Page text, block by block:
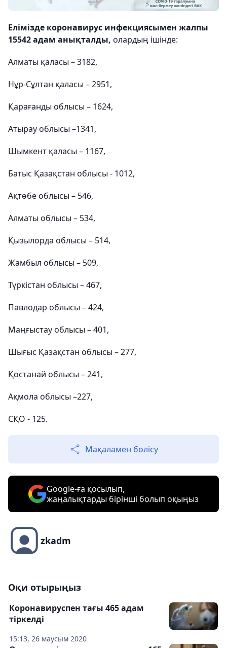
Елімізде коронавирус инфекциясымен жалпы
15542 адам анықталды, олардың ішінде:
Алматы қаласы – 3182,
Нұр-Сұлтан қаласы – 2951,
Қарағанды облысы – 1624,
Атырау облысы –1341,
Шымкент қаласы – 1167,
Батыс Қазақстан облысы - 1012,
Ақтөбе облысы – 546,
Алматы облысы – 534,
Қызылорда облысы – 514,
Жамбыл облысы – 509,
Түркістан облысы – 467,
Павлодар облысы – 424,
Маңғыстау облысы – 401,
Шығыс Қазақстан облысы – 277,
Қостанай облысы – 241,
Ақмола облысы –227,
СҚО - 125.
Мақаламен бөлісу
Google-ға қосылып,
жаңалықтарды бірінші болып оқыңыз
zkadm
Оқи отырыңыз
15:13, 26 маусым 2020
Коронавируспен тағы 465 адам
тіркелді